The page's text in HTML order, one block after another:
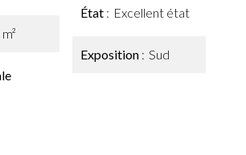
État Excellent état
Exposition Sud